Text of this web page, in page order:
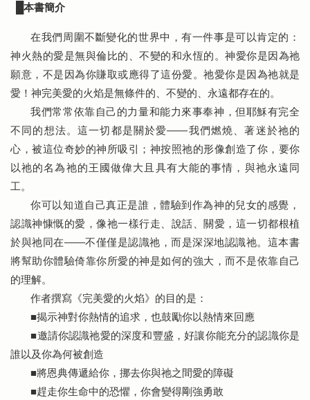
本書簡介
在我們周圍不斷變化的世界中，有一件事是可以肯定的：
神火熱的愛是無與倫比的、不變的和永恆的。神愛你是因為祂
願意，不是因為你賺取或應得了這份愛。祂愛你是因為祂就是
愛！神完美愛的火焰是無條件的、不變的、永遠都存在的。
我們常常依靠自己的力量和能力來事奉神，但耶穌有完全
不同的想法。這一切都是關於愛——我們燃燒、著迷於祂的
心，被這位奇妙的神所吸引；神按照祂的形像創造了你，要你
以祂的名為祂的王國做偉大且具有大能的事情，與祂永遠同
工。
你可以知道自己真正是誰，體驗到作為神的兒女的感覺，
認識神慷慨的愛，像祂一樣行走、說話、關愛，這一切都根植
於與祂同在——不僅僅是認識祂，而是深深地認識祂。這本書
將幫助你體驗倚靠你所愛的神是如何的強大，而不是依靠自己
的理解。
作者撰寫《完美愛的火焰》的目的是：
■揭示神對你熱情的追求，也鼓勵你以熱情來回應
■邀請你認識祂愛的深度和豐盛，好讓你能充分的認識你是
誰以及你為何被創造
■將恩典傳遞給你，挪去你與祂之間愛的障礙
■趕走你生命中的恐懼，你會變得剛強勇敢